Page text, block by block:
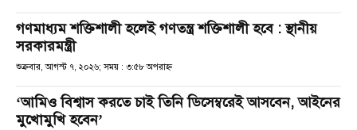
গণমাধ্যম শক্তিশালী হলেই গণতন্ত্র শক্তিশালী হবে : স্থানীয়
সরকারমন্ত্রী
শুক্রবার, আগস্ট ৭, ২০২৬; সময় : ৩:৫৮ অপরাহ্ণ
‘আমিও বিশ্বাস করতে চাই তিনি ডিসেম্বরেই আসবেন, আইনের
মুখোমুখি হবেন’